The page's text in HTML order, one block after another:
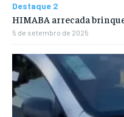
Destaque 2
HIMABA arrecada
5 de setembro de 2025